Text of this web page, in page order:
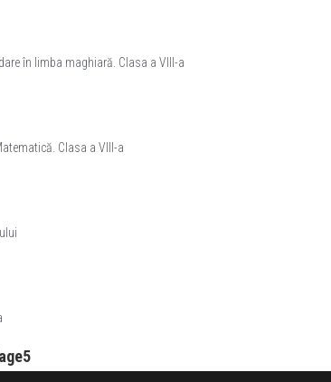
în limba maghiară. Clasa a VIII-a
Clasa a VIII-a
5